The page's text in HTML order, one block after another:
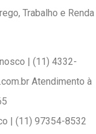
Trabalho e Renda
| (11) 4332-
Atendimento à
| (11) 97354-8532